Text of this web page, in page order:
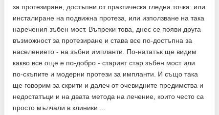
за протезиране, достъпни от практическа гледна точка: или
инсталиране на подвижна протеза, или използване на така
наречения зъбен мост. Въпреки това, днес се появи друга
възможност за протезиране и става все по-достъпна за
населението - на зъбни импланти. По-нататък ще видим
какво все още е по-добро - старият стар зъбен мост или
по-скъпите и модерни протези за импланти. И също така
ще говорим за скрити и далеч от очевидните предимства и
недостатъци и на двата метода на лечение, които често са
просто мълчали в клиники ...